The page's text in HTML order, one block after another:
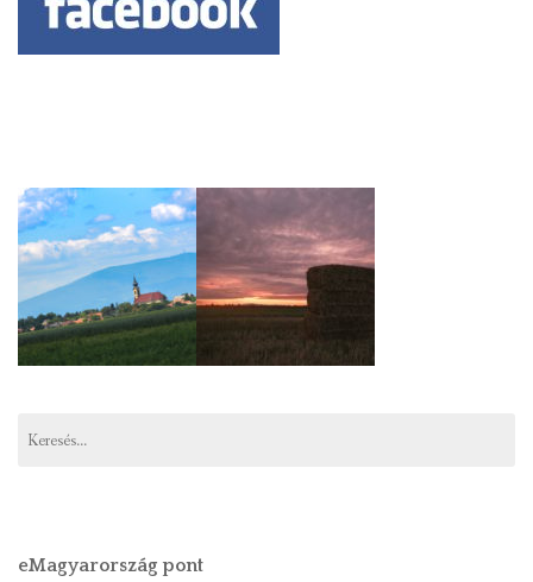
eMagyarország pont